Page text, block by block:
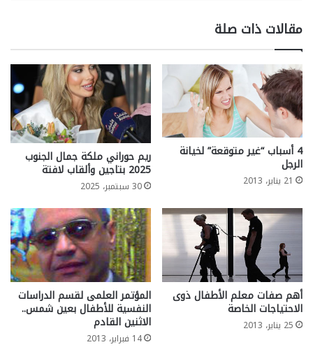
مقالات ذات صلة
4 أسباب “غير متوقعة” لخيانة
الرجل
21 يناير، 2013
ريم حوراني ملكة جمال الجنوب
2025 بتاجين وألقاب لافتة
30 سبتمبر، 2025
أهم صفات معلم الأطفال ذوى
الاحتياجات الخاصة
25 يناير، 2013
المؤتمر العلمى لقسم الدراسات
النفسية للأطفال بعين شمس..
الاثنين القادم
14 فبراير، 2013